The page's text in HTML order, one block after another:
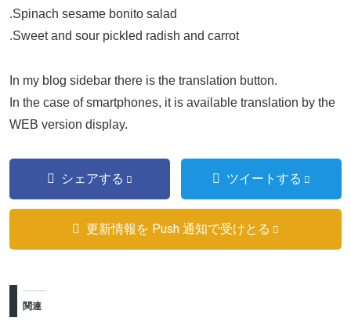
.Spinach sesame bonito salad
.Sweet and sour pickled radish and carrot
In my blog sidebar there is the translation button.
In the case of smartphones, it is available translation by the
WEB version display.
シェアする ツイートする
更新情報を Push 通知で受けとる
関連